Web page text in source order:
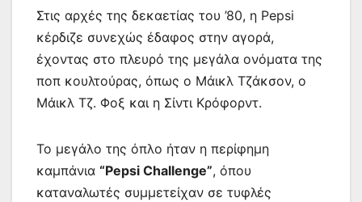
Στις αρχές της δεκαετίας του ’80, η Pepsi
κέρδιζε συνεχώς έδαφος στην αγορά,
έχοντας στο πλευρό της μεγάλα ονόματα της
ποπ κουλτούρας, όπως ο Μάικλ Τζάκσον, ο
Μάικλ Τζ. Φοξ και η Σίντι Κρόφορντ.
Το μεγάλο της όπλο ήταν η περίφημη
καμπάνια “Pepsi Challenge”, όπου
καταναλωτές συμμετείχαν σε τυφλές